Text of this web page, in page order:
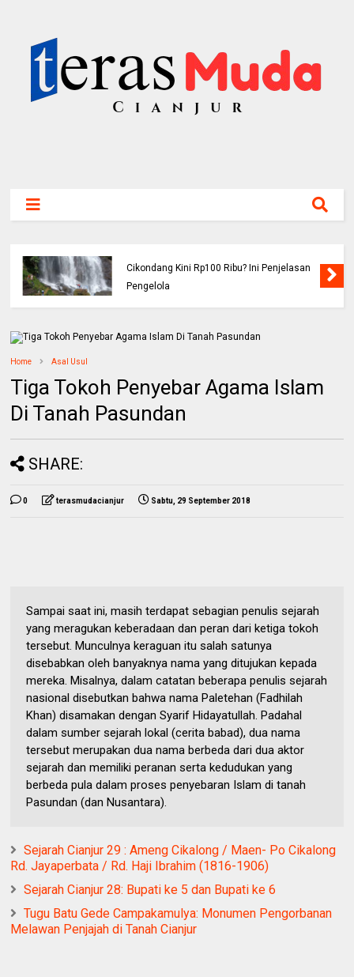
Cikondang Kini Rp100 Ribu? Ini Penjelasan
Pengelola
Home Asal Usul
Tiga Tokoh Penyebar Agama Islam
Di Tanah Pasundan
SHARE:
0 terasmudacianjur Sabtu, 29 September 2018
Sampai saat ini, masih terdapat sebagian penulis sejarah
yang meragukan keberadaan dan peran dari ketiga tokoh
tersebut. Munculnya keraguan itu salah satunya
disebabkan oleh banyaknya nama yang ditujukan kepada
mereka. Misalnya, dalam catatan beberapa penulis sejarah
nasional disebutkan bahwa nama Paletehan (Fadhilah
Khan) disamakan dengan Syarif Hidayatullah. Padahal
dalam sumber sejarah lokal (cerita babad), dua nama
tersebut merupakan dua nama berbeda dari dua aktor
sejarah dan memiliki peranan serta kedudukan yang
berbeda pula dalam proses penyebaran Islam di tanah
Pasundan (dan Nusantara).
Sejarah Cianjur 29 : Ameng Cikalong / Maen- Po Cikalong
Rd. Jayaperbata / Rd. Haji Ibrahim (1816-1906)
Sejarah Cianjur 28: Bupati ke 5 dan Bupati ke 6
Tugu Batu Gede Campakamulya: Monumen Pengorbanan
Melawan Penjajah di Tanah Cianjur